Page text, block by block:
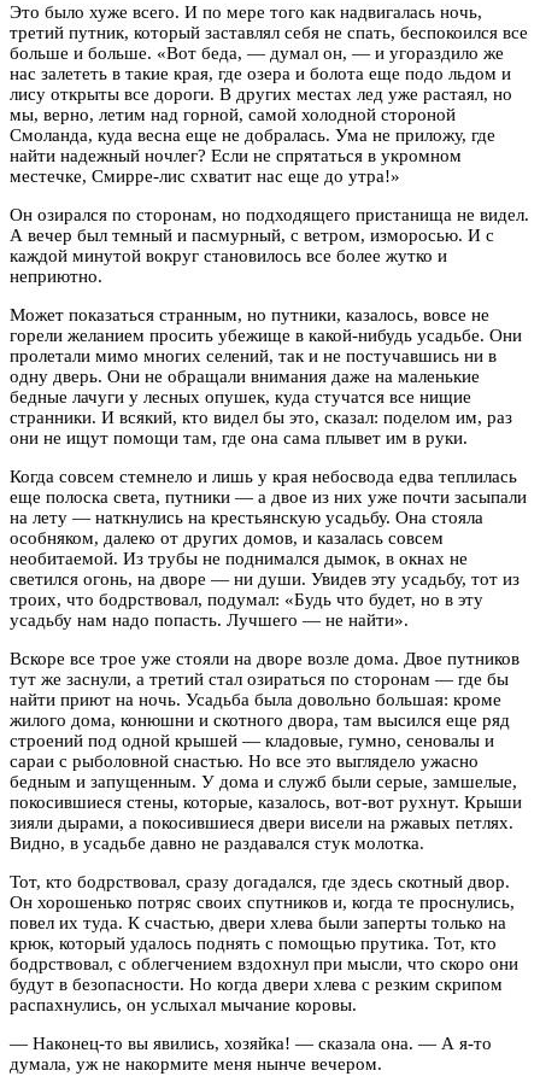
Это было хуже всего. И по мере того как надвигалась ночь,
третий путник, который заставлял себя не спать, беспокоился все
больше и больше. «Вот беда, — думал он, — и угораздило же
нас залететь в такие края, где озера и болота еще подо льдом и
лису открыты все дороги. В других местах лед уже растаял, но
мы, верно, летим над горной, самой холодной стороной
Смоланда, куда весна еще не добралась. Ума не приложу, где
найти надежный ночлег? Если не спрятаться в укромном
местечке, Смирре-лис схватит нас еще до утра!»
Он озирался по сторонам, но подходящего пристанища не видел.
А вечер был темный и пасмурный, с ветром, изморосью. И с
каждой минутой вокруг становилось все более жутко и
неприютно.
Может показаться странным, но путники, казалось, вовсе не
горели желанием просить убежище в какой-нибудь усадьбе. Они
пролетали мимо многих селений, так и не постучавшись ни в
одну дверь. Они не обращали внимания даже на маленькие
бедные лачуги у лесных опушек, куда стучатся все нищие
странники. И всякий, кто видел бы это, сказал: поделом им, раз
они не ищут помощи там, где она сама плывет им в руки.
Когда совсем стемнело и лишь у края небосвода едва теплилась
еще полоска света, путники — а двое из них уже почти засыпали
на лету — наткнулись на крестьянскую усадьбу. Она стояла
особняком, далеко от других домов, и казалась совсем
необитаемой. Из трубы не поднимался дымок, в окнах не
светился огонь, на дворе — ни души. Увидев эту усадьбу, тот из
троих, что бодрствовал, подумал: «Будь что будет, но в эту
усадьбу нам надо попасть. Лучшего — не найти».
Вскоре все трое уже стояли на дворе возле дома. Двое путников
тут же заснули, а третий стал озираться по сторонам — где бы
найти приют на ночь. Усадьба была довольно большая: кроме
жилого дома, конюшни и скотного двора, там высился еще ряд
строений под одной крышей — кладовые, гумно, сеновалы и
сараи с рыболовной снастью. Но все это выглядело ужасно
бедным и запущенным. У дома и служб были серые, замшелые,
покосившиеся стены, которые, казалось, вот-вот рухнут. Крыши
зияли дырами, а покосившиеся двери висели на ржавых петлях.
Видно, в усадьбе давно не раздавался стук молотка.
Тот, кто бодрствовал, сразу догадался, где здесь скотный двор.
Он хорошенько потряс своих спутников и, когда те проснулись,
повел их туда. К счастью, двери хлева были заперты только на
крюк, который удалось поднять с помощью прутика. Тот, кто
бодрствовал, с облегчением вздохнул при мысли, что скоро они
будут в безопасности. Но когда двери хлева с резким скрипом
распахнулись, он услыхал мычание коровы.
— Наконец-то вы явились, хозяйка! — сказала она. — А я-то
думала, уж не накормите меня нынче вечером.